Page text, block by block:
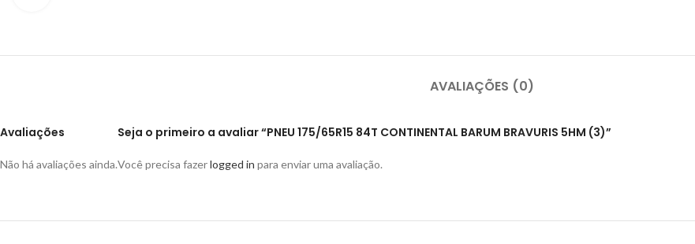
AVALIAÇÕES (0)
Avaliações
Não há avaliações ainda.
Seja o primeiro a avaliar “PNEU 175/65R15 84T CONTINENTAL BARUM BRAVURIS 5HM (3)”
Você precisa fazerlogged in para enviar uma avaliação.